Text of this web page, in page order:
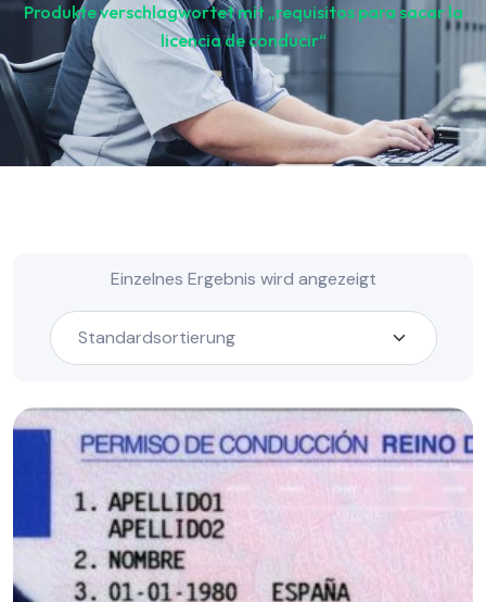
Produkte verschlagwortet mit „requisitos para sacar la
licencia de conducir“
Einzelnes Ergebnis wird angezeigt